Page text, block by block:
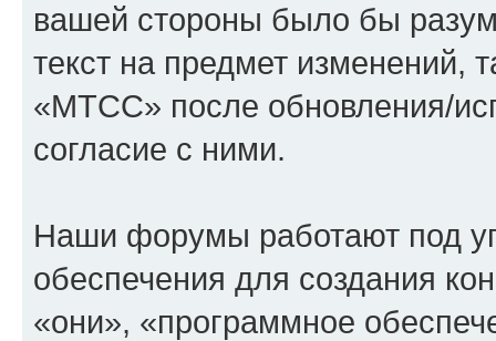
вашей стороны было бы
текст на предмет изменений,
«МТСС» после обновления/
согласие с ними.
Наши форумы работают под
обеспечения для создания
«они», «программное